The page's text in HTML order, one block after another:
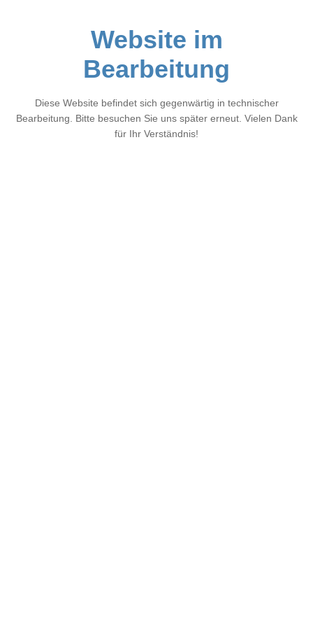
Website im
Bearbeitung
Diese Website befindet sich gegenwärtig in technischer
Bearbeitung. Bitte besuchen Sie uns später erneut. Vielen Dank
für Ihr Verständnis!